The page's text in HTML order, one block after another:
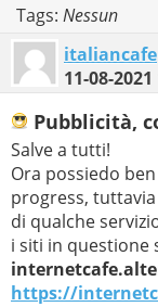
Tags: Nessun
italiancafe
11-08-2021
Pubblicità,
Salve a tutti!
Ora possiedo
progress,
di qualche
i siti in questione
https://